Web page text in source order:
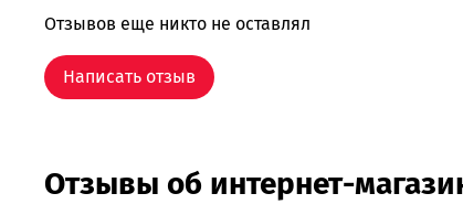
Отзывов еще никто не оставлял
Написать отзыв
Отзывы об интернет-